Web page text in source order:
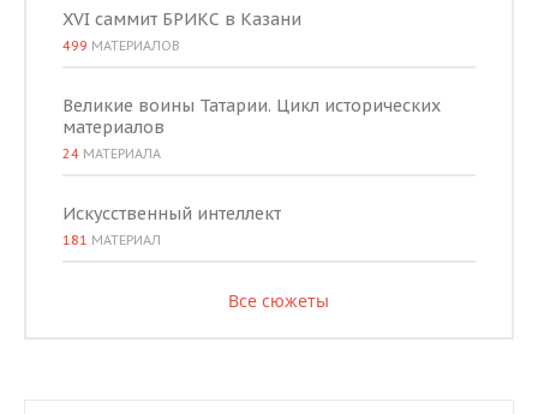
XVI саммит БРИКС в Казани
499 МАТЕРИАЛОВ
Великие воины Татарии. Цикл исторических
материалов
24 МАТЕРИАЛА
Искусственный интеллект
181 МАТЕРИАЛ
Все сюжеты